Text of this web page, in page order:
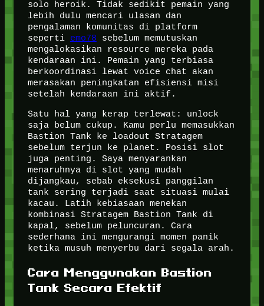
solo heroik. Tidak sedikit pemain yang
lebih dulu mencari ulasan dan
pengalaman komunitas di platform
seperti emo78 sebelum memutuskan
mengalokasikan resource mereka pada
kendaraan ini. Pemain yang terbiasa
berkoordinasi lewat voice chat akan
merasakan peningkatan efisiensi misi
setelah kendaraan ini aktif.
Satu hal yang kerap terlewat: unlock
saja belum cukup. Kamu perlu memasukkan
Bastion Tank ke loadout Stratagem
sebelum terjun ke planet. Posisi slot
juga penting. Saya menyarankan
menaruhnya di slot yang mudah
dijangkau, sebab eksekusi panggilan
tank sering terjadi saat situasi mulai
kacau. Latih kebiasaan menekan
kombinasi Stratagem Bastion Tank di
kapal, sebelum peluncuran. Cara
sederhana ini mengurangi momen panik
ketika musuh menyerbu dari segala arah.
Cara Menggunakan Bastion
Tank Secara Efektif